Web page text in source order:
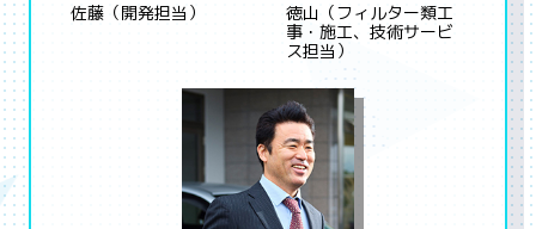
佐藤（開発担当）
徳山（フィルター類工
事・施工、技術サービ
ス担当）